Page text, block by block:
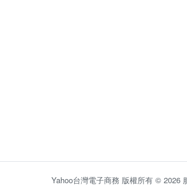
Yahoo台灣電子商務 版權所有 © 2026